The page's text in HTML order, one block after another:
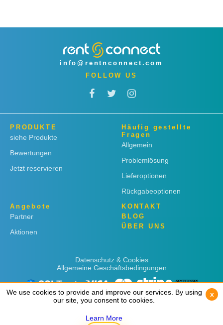
info@rentnconnect.com
FOLLOW US
PRODUKTE
siehe Produkte
Bewertungen
Jetzt reservieren
Häufig gestellte
Fragen
Allgemein
Problemlösung
Lieferoptionen
Rückgabeoptionen
Angebote
Partner
Aktionen
KONTAKT
BLOG
ÜBER UNS
Datenschutz & Cookies
Allgemeine Geschäftsbedingungen
We use cookies to provide and improve our services. By using
our site, you consent to cookies.
Learn More
x
We use cookies to provide and improve our services. By using
our site, you consent to cookies.
Learn More
x